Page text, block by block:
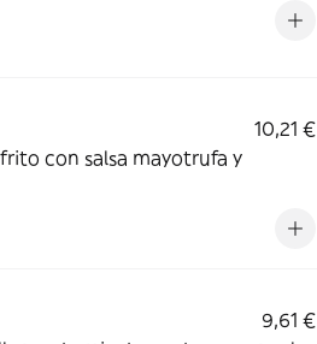
10,21 €
con salsa mayotrufa y
9,61 €